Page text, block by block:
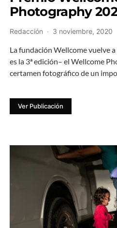
Photography
Redacción 3 noviembre, 2020
La fundación Wellcome vuelve
es la 3ª edición– el Wellcome
certamen fotográfico de un
Ver Publicación